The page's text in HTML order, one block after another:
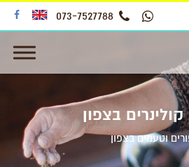
073-7527788
קולינרים בצפון
וטעמים בצפון